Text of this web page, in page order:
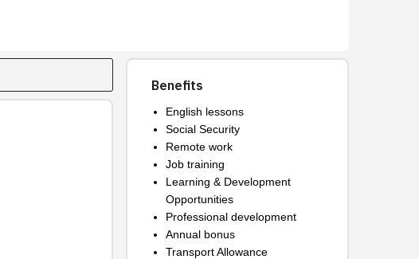
Benefits
English lessons
Social Security
Remote work
Job training
Learning & Development
Opportunities
Professional development
Annual bonus
Transport Allowance